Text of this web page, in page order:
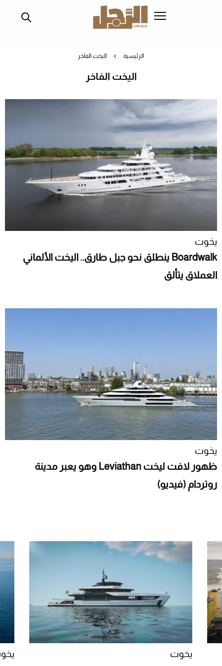
الرئيسية اليخت الفاخر
اليخت الفاخر
يخوت
Boardwalk ينطلق نحو جبل طارق.. اليخت الألماني
العملاق يتألق
يخوت
ظهور لافت ليخت Leviathan وهو يعبر مدينة
روتردام (فيديو)
يخوت